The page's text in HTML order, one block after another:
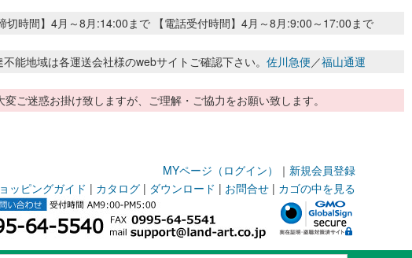
切時間】4月～8月:14:00まで 【電話受付時間】4月～8月:9:00～17:00まで
能地域は各運送会社様のwebサイトご確認下さい。 佐川急便／福山通運
ご迷惑お掛け致しますが、ご理解・ご協力をお願い致します。
MYページ（ログイン） ｜ 新規会員登録
ッピングガイド | カタログ | ダウンロード | お問合せ | カゴの中を見る